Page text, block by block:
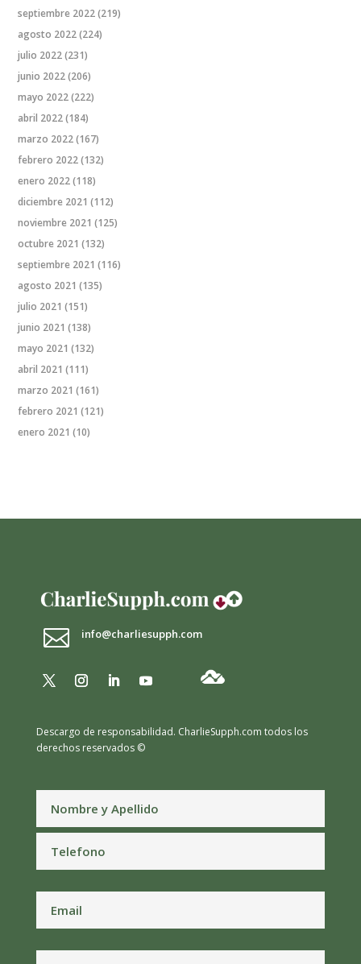
septiembre 2022(219)
agosto 2022(224)
julio 2022(231)
junio 2022(206)
mayo 2022(222)
abril 2022(184)
marzo 2022(167)
febrero 2022(132)
enero 2022(118)
diciembre 2021 (112)
noviembre 2021 (125)
octubre 2021 (132)
septiembre 2021 (116)
agosto 2021 (135)
julio 2021 (151)
junio 2021 (138)
mayo 2021 (132)
abril 2021 (111)
marzo 2021 (161)
febrero 2021 (121)
enero 2021 (10)
 info@charliesupph.com
Descargo de responsabilidad. CharlieSupph.com todos los
derechos reservados ©